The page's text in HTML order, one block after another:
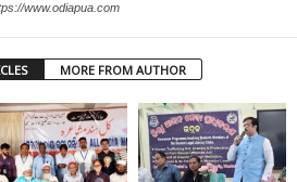
www.odiapua.com
MORE FROM AUTHOR